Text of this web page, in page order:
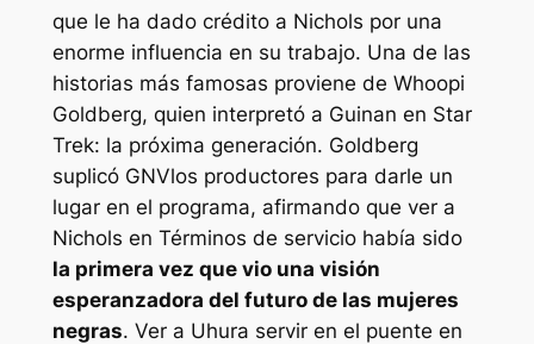
que le ha dado crédito a Nichols por una
enorme influencia en su trabajo. Una de las
historias más famosas proviene de Whoopi
Goldberg, quien interpretó a Guinan en Star
Trek: la próxima generación. Goldberg
suplicó GNVlos productores para darle un
lugar en el programa, afirmando que ver a
Nichols en Términos de serviciohabía sido
la primera vez que vio una visión
esperanzadora del futuro de las mujeres
negras. Ver a Uhura servir en el puente en